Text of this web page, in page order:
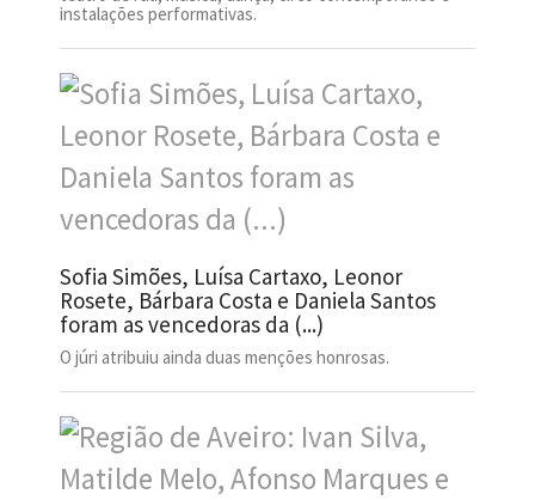
instalações performativas.
Sofia Simões, Luísa Cartaxo, Leonor
Rosete, Bárbara Costa e Daniela Santos
foram as vencedoras da (...)
O júri atribuiu ainda duas menções honrosas.